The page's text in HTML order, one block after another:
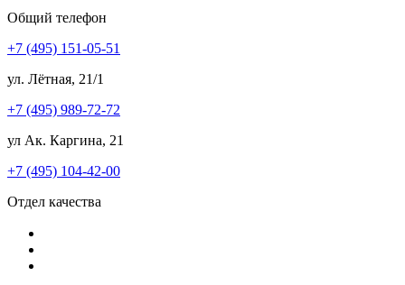
Общий телефон
+7 (495) 151-05-51
ул. Лётная, 21/1
+7 (495) 989-72-72
ул Ак. Каргина, 21
+7 (495) 104-42-00
Отдел качества